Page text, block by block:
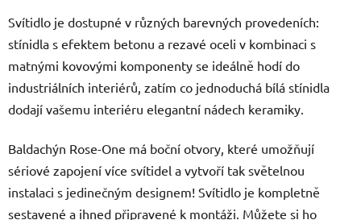
Svítidlo je dostupné v různých barevných provedeních:
stínidla s efektem betonu a rezavé oceli v kombinaci s
matnými kovovými komponenty se ideálně hodí do
industriálních interiérů, zatím co jednoduchá bílá stínidla
dodají vašemu interiéru elegantní nádech keramiky.
Baldachýn Rose-One má boční otvory, které umožňují
sériové zapojení více svítidel a vytvoří tak světelnou
instalaci s jedinečným designem! Svítidlo je kompletně
sestavené a ihned připravené k montáži. Můžete si ho